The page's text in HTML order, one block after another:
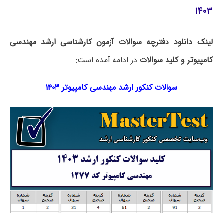
۱۴۰۳
لینک دانلود دفترچه سوالات آزمون کارشناسی ارشد مهندسی
کامپیوتر و کلید سوالات در ادامه آمده است:
سوالات کنکور ارشد مهندسی کامپیوتر ۱۴۰۳